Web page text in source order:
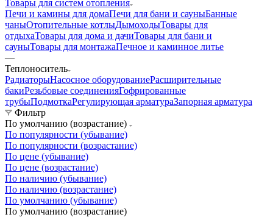
Товары для систем отопления
Печи и камины для домаПечи для бани и сауныБанные
чаныОтопительные котлыДымоходыТовары для
отдыхаТовары для дома и дачиТовары для бани и
сауныТовары для монтажаПечное и каминное литье
—
Теплоноситель
РадиаторыНасосное оборудованиеРасширительные
бакиРезьбовые соединенияГофрированные
трубыПодмоткаРегулирующая арматураЗапорная арматура
Фильтр
По умолчанию (возрастание)
По популярности (убывание)
По популярности (возрастание)
По цене (убывание)
По цене (возрастание)
По наличию (убывание)
По наличию (возрастание)
По умолчанию (убывание)
По умолчанию (возрастание)